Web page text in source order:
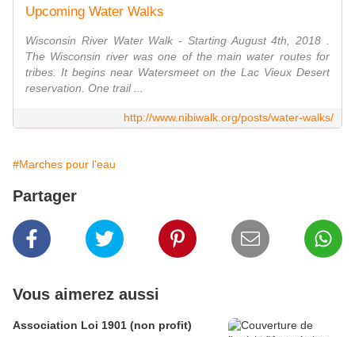
Upcoming Water Walks
Wisconsin River Water Walk - Starting August 4th, 2018 .
The Wisconsin river was one of the main water routes for
tribes. It begins near Watersmeet on the Lac Vieux Desert
reservation. One trail ...
http://www.nibiwalk.org/posts/water-walks/
#Marches pour l'eau
Partager
Vous aimerez aussi
Association Loi 1901 (non profit)